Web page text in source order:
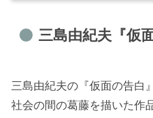
三島由紀夫『仮
三島由紀夫の『仮面の告白
社会の間の葛藤を描いた作品